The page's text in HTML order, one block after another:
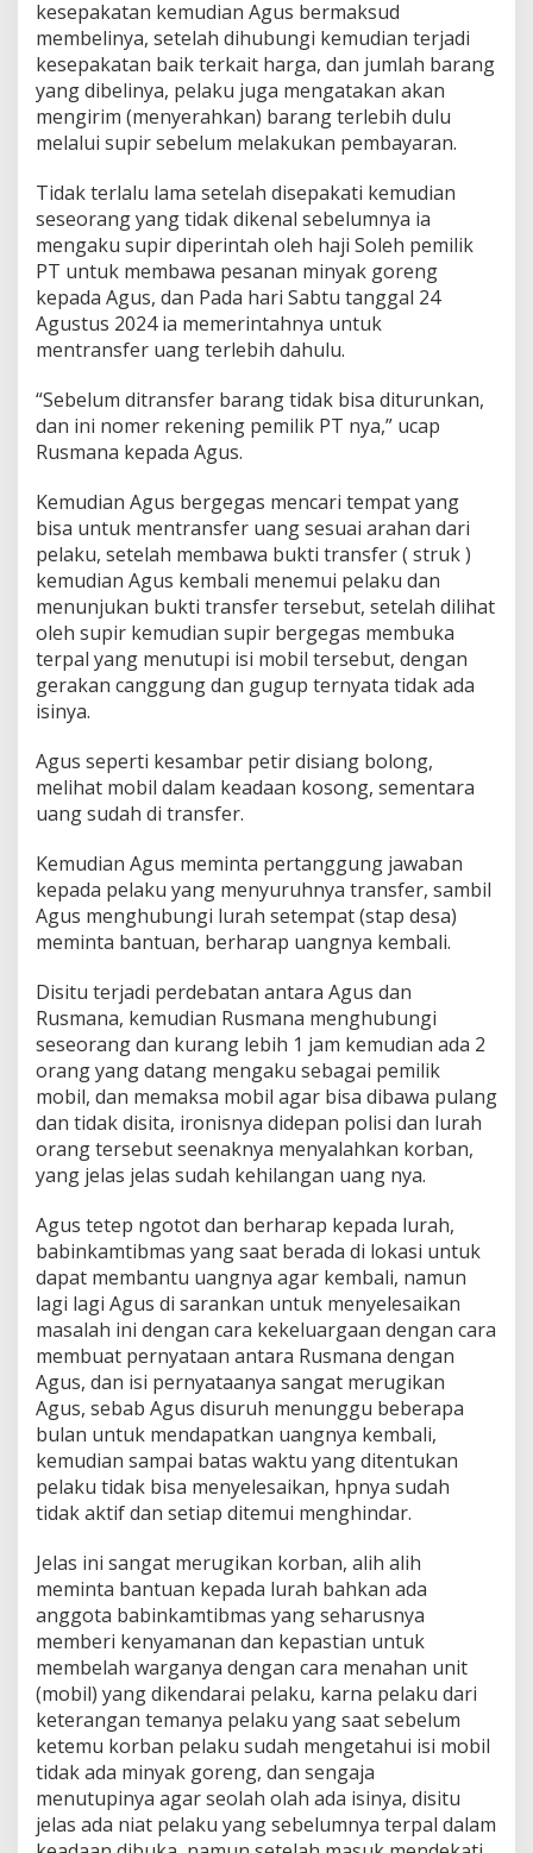
y
a
d
i
L
e
p
s
L
a
g
i
"
kesepakatan kemudian Agus bermaksud
membelinya, setelah dihubungi kemudian terjadi
kesepakatan baik terkait harga, dan jumlah barang
yang dibelinya, pelaku juga mengatakan akan
mengirim (menyerahkan) barang terlebih dulu
melalui supir sebelum melakukan pembayaran.
Tidak terlalu lama setelah disepakati kemudian
seseorang yang tidak dikenal sebelumnya ia
mengaku supir diperintah oleh haji Soleh pemilik
PT untuk membawa pesanan minyak goreng
kepada Agus, dan Pada hari Sabtu tanggal 24
Agustus 2024 ia memerintahnya untuk
mentransfer uang terlebih dahulu.
“Sebelum ditransfer barang tidak bisa diturunkan,
dan ini nomer rekening pemilik PT nya,” ucap
Rusmana kepada Agus.
Kemudian Agus bergegas mencari tempat yang
bisa untuk mentransfer uang sesuai arahan dari
pelaku, setelah membawa bukti transfer ( struk )
kemudian Agus kembali menemui pelaku dan
menunjukan bukti transfer tersebut, setelah dilihat
oleh supir kemudian supir bergegas membuka
terpal yang menutupi isi mobil tersebut, dengan
gerakan canggung dan gugup ternyata tidak ada
isinya.
Agus seperti kesambar petir disiang bolong,
melihat mobil dalam keadaan kosong, sementara
uang sudah di transfer.
Kemudian Agus meminta pertanggung jawaban
kepada pelaku yang menyuruhnya transfer, sambil
Agus menghubungi lurah setempat (stap desa)
meminta bantuan, berharap uangnya kembali.
Disitu terjadi perdebatan antara Agus dan
Rusmana, kemudian Rusmana menghubungi
seseorang dan kurang lebih 1 jam kemudian ada 2
orang yang datang mengaku sebagai pemilik
mobil, dan memaksa mobil agar bisa dibawa pulang
dan tidak disita, ironisnya didepan polisi dan lurah
orang tersebut seenaknya menyalahkan korban,
yang jelas jelas sudah kehilangan uang nya.
Agus tetep ngotot dan berharap kepada lurah,
babinkamtibmas yang saat berada di lokasi untuk
dapat membantu uangnya agar kembali, namun
lagi lagi Agus di sarankan untuk menyelesaikan
masalah ini dengan cara kekeluargaan dengan cara
membuat pernyataan antara Rusmana dengan
Agus, dan isi pernyataanya sangat merugikan
Agus, sebab Agus disuruh menunggu beberapa
bulan untuk mendapatkan uangnya kembali,
kemudian sampai batas waktu yang ditentukan
pelaku tidak bisa menyelesaikan, hpnya sudah
tidak aktif dan setiap ditemui menghindar.
Jelas ini sangat merugikan korban, alih alih
meminta bantuan kepada lurah bahkan ada
anggota babinkamtibmas yang seharusnya
memberi kenyamanan dan kepastian untuk
membelah warganya dengan cara menahan unit
(mobil) yang dikendarai pelaku, karna pelaku dari
keterangan temanya pelaku yang saat sebelum
ketemu korban pelaku sudah mengetahui isi mobil
tidak ada minyak goreng, dan sengaja
menutupinya agar seolah olah ada isinya, disitu
jelas ada niat pelaku yang sebelumnya terpal dalam